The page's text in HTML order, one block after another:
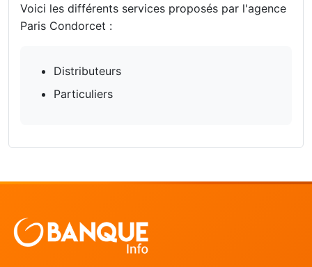
Voici les différents services proposés par l'agence
Paris Condorcet :
Distributeurs
Particuliers